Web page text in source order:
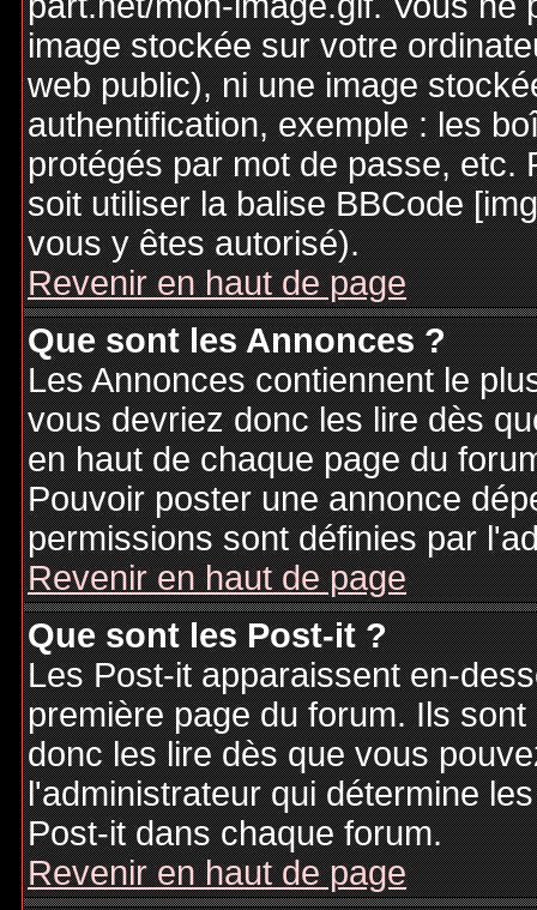
image stockée sur votre
web public), ni une image
authentification, exemple : les
protégés par mot de passe, etc.
soit utiliser la balise BBCode
vous y êtes autorisé).
Revenir en haut de page
Que sont les Annonces ?
Les Annonces contiennent le
vous devriez donc les lire dès
en haut de chaque page du
Pouvoir poster une annonce
permissions sont définies par
Revenir en haut de page
Que sont les Post-it ?
Les Post-it apparaissent en-
première page du forum. Ils
donc les lire dès que vous
l'administrateur qui détermine
Post-it dans chaque forum.
Revenir en haut de page